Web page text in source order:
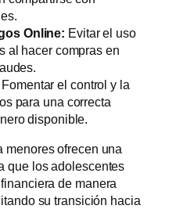
Online: Evitar el uso
al hacer compras en
Fomentar el control y la
para una correcta
disponible.
menores ofrecen una
que los adolescentes
de manera
su transición hacia